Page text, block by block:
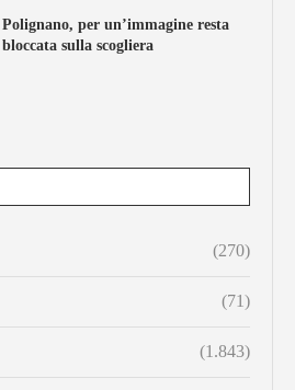
Polignano, per un’immagine resta
bloccata sulla scogliera
(270)
(71)
(1.843)